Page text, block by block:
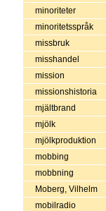
minoriteter
minoritetsspråk
missbruk
misshandel
mission
missionshistoria
mjältbrand
mjölk
mjölkproduktion
mobbing
mobbning
Moberg, Vilhelm
mobilradio